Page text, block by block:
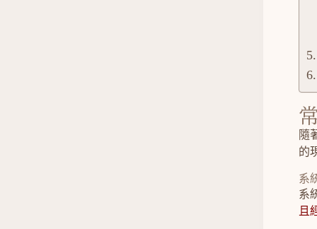
隨
的
系
系
且